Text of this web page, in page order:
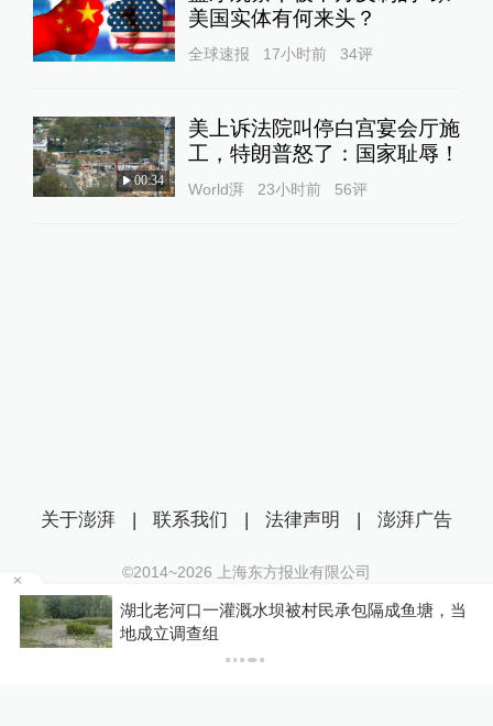
美国实体有何来头？
全球速报 17小时前 34评
00:34
美上诉法院叫停白宫宴会厅施
工，特朗普怒了：国家耻辱！
World湃 23小时前 56评
湖北老河口一灌溉水坝被村民承包隔成鱼塘，当
地成立调查组
关于澎湃 | 联系我们 | 法律声明 | 澎湃广告
©2014~2026 上海东方报业有限公司
沪ICP证：沪B2-20170116 | 沪ICP备14003370号
互联网新闻信息服务许可证：31120170006
沪公网安备 31010602000299号